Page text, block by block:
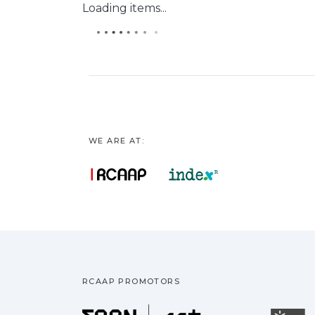
Loading items...
WE ARE AT:
RCAAP PROMOTORS